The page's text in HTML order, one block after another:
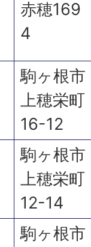
赤穂169
4
駒ヶ根市
上穂栄町
16-12
駒ヶ根市
上穂栄町
12-14
駒ヶ根市